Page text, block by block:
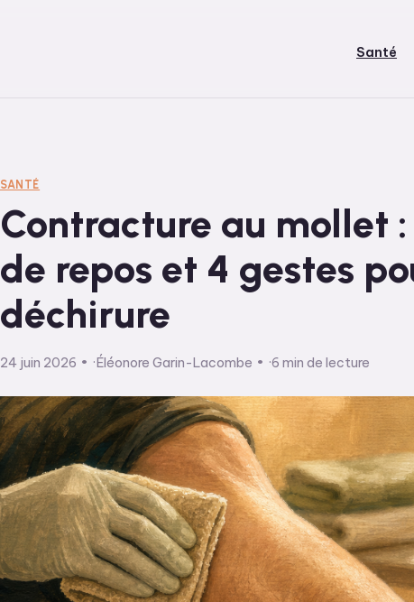
Santé
SANTÉ
Contracture au mollet :
de repos et 4 gestes
déchirure
24 juin 2026 ·Éléonore Garin-Lacombe ·6 min de lecture